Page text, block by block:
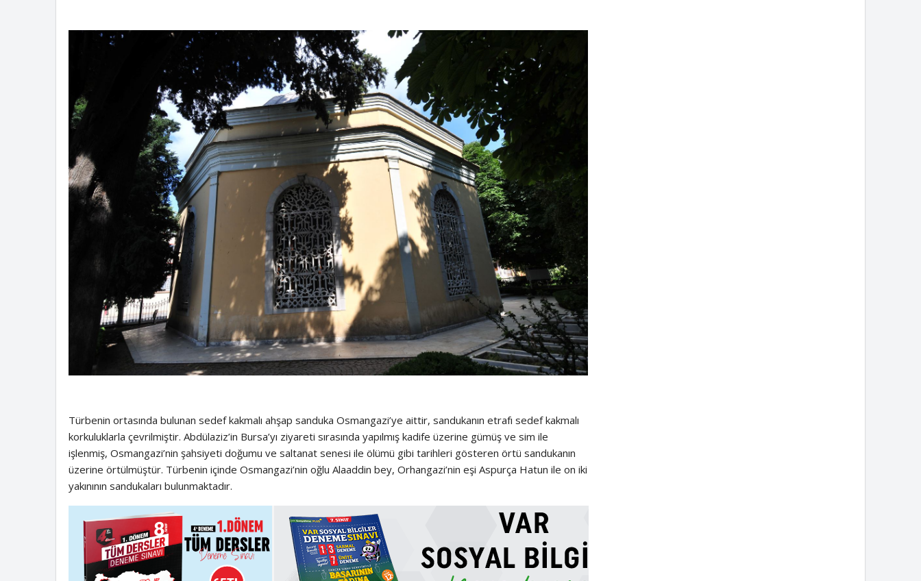
Türbenin ortasında bulunan sedef kakmalı ahşap sanduka Osmangazi’ye aittir, sandukanın etrafı sedef kakmalı
korkuluklarla çevrilmiştir. Abdülaziz’in Bursa’yı ziyareti sırasında yapılmış kadife üzerine gümüş ve sim ile
işlenmiş, Osmangazi’nin şahsiyeti doğumu ve saltanat senesi ile ölümü gibi tarihleri gösteren örtü sandukanın
üzerine örtülmüştür. Türbenin içinde Osmangazi’nin oğlu Alaaddin bey, Orhangazi’nin eşi Aspurça Hatun ile on iki
yakınının sandukaları bulunmaktadır.